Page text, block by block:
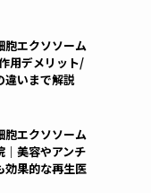
胞エクソソーム
用デメリット/
違いまで解説
胞エクソソーム
｜美容やアンチ
効果的な再生医